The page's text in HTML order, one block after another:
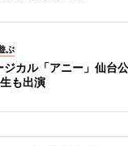
ぶ
ジカル「アニー」仙台
も出演